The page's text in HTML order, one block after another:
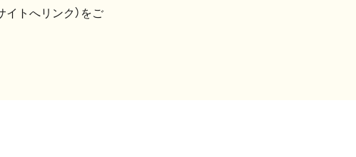
イトへリンク）をご